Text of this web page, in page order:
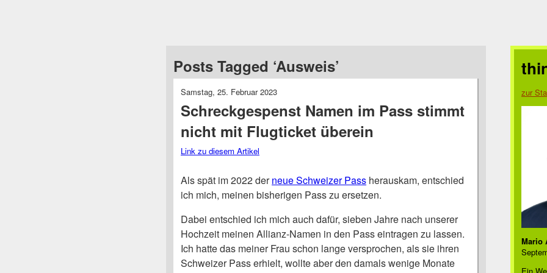
Posts Tagged ‘Ausweis’
Samstag, 25. Februar 2023
Schreckgespenst Namen im Pass stimmt
nicht mit Flugticket überein
Link zu diesem Artikel
Als spät im 2022 derneue Schweizer Pass herauskam, entschied
ich mich, meinen bisherigen Pass zu ersetzen.
Dabei entschied ich mich auch dafür, sieben Jahre nach unserer
Hochzeit meinen Allianz-Namen in den Pass eintragen zu lassen.
Ich hatte das meiner Frau schon lange versprochen, als sie ihren
Schweizer Pass erhielt, wollte aber den damals wenige Monate
zur
Mario